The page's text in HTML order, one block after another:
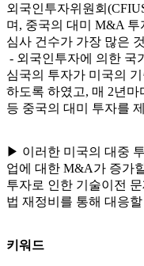
외국인투자위원회
며, 중국의 대미 M&A
심사 건수가 가장 많은
- 외국인투자에 의한 국
심국의 투자가 미국의
하도록 하였고, 매 2년
등 중국의 대미 투자를
▶ 이러한 미국의 대중
업에 대한 M&A가 증가
투자로 인한 기술이전
법 재정비를 통해 대응
키워드